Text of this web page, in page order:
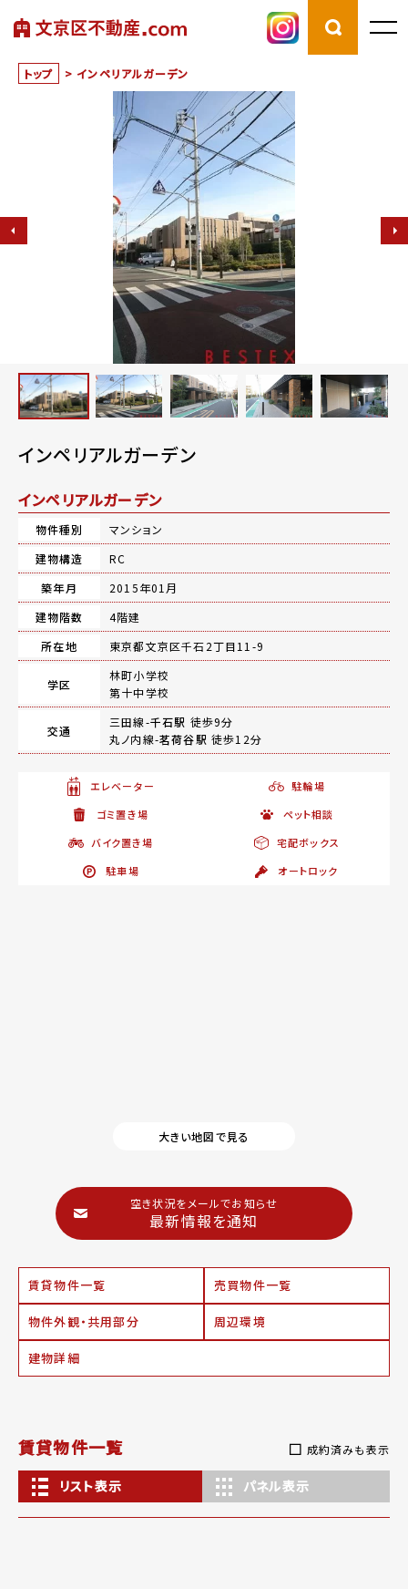
トップ > インペリアルガーデン
インペリアルガーデン
インペリアルガーデン
物件種別
マンション
建物構造
RC
築年月
2015年01月
建物階数
4階建
所在地
東京都文京区千石2丁目11-9
学区
林町小学校
第十中学校
交通
三田線-千石駅 徒歩9分
丸ノ内線-茗荷谷駅 徒歩12分
エレベーター
駐輪場
ゴミ置き場
ペット相談
バイク置き場
宅配ボックス
駐車場
オートロック
大きい地図で見る
空き状況をメールでお知らせ
最新情報を通知
賃貸物件一覧 売買物件一覧
物件外観・共用部分 周辺環境
建物詳細
賃貸物件一覧 成約済みも表示
リスト表示 パネル表示